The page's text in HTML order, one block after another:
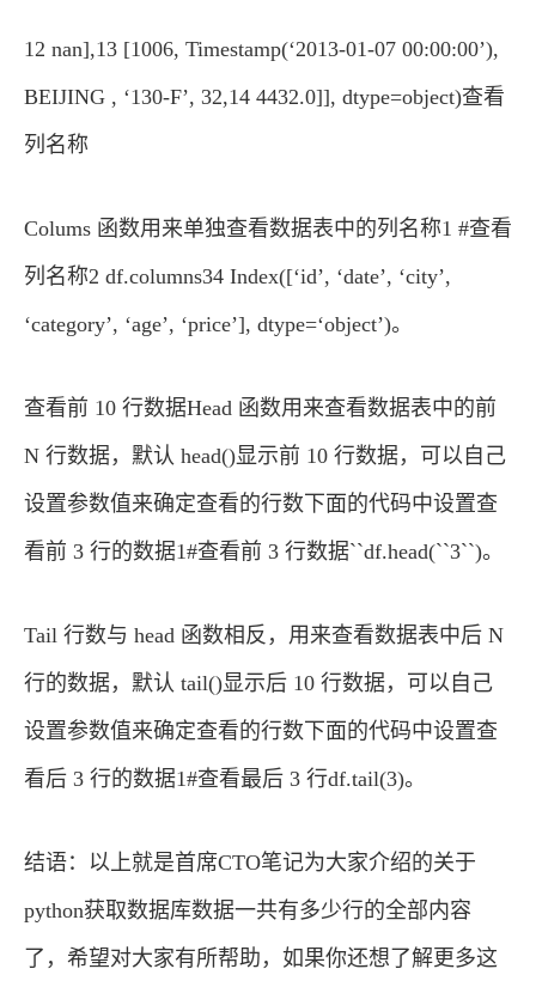
12 nan],13 [1006, Timestamp(‘2013-01-07 00:00:00’),
BEIJING , ‘130-F’, 32,14 4432.0]], dtype=object)查看
列名称
Colums 函数用来单独查看数据表中的列名称1 #查看
列名称2 df.columns34 Index([‘id’, ‘date’, ‘city’,
‘category’, ‘age’, ‘price’], dtype=‘object’)。
查看前 10 行数据Head 函数用来查看数据表中的前
N 行数据，默认 head()显示前 10 行数据，可以自己
设置参数值来确定查看的行数下面的代码中设置查
看前 3 行的数据1#查看前 3 行数据``df.head(``3``)。
Tail 行数与 head 函数相反，用来查看数据表中后 N
行的数据，默认 tail()显示后 10 行数据，可以自己
设置参数值来确定查看的行数下面的代码中设置查
看后 3 行的数据1#查看最后 3 行df.tail(3)。
结语：以上就是首席CTO笔记为大家介绍的关于
python获取数据库数据一共有多少行的全部内容
了，希望对大家有所帮助，如果你还想了解更多这